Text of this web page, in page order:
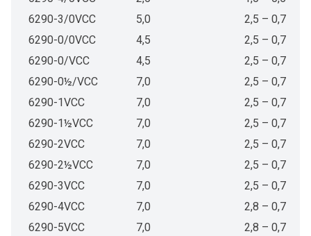
6290-3/0VCC
5,0
2,5 – 0,7
6290-0/0VCC
4,5
2,5 – 0,7
6290-0/VCC
4,5
2,5 – 0,7
6290-0½/VCC
7,0
2,5 – 0,7
6290-1VCC
7,0
2,5 – 0,7
6290-1½VCC
7,0
2,5 – 0,7
6290-2VCC
7,0
2,5 – 0,7
6290-2½VCC
7,0
2,5 – 0,7
6290-3VCC
7,0
2,5 – 0,7
6290-4VCC
7,0
2,8 – 0,7
6290-5VCC
7,0
2,8 – 0,7